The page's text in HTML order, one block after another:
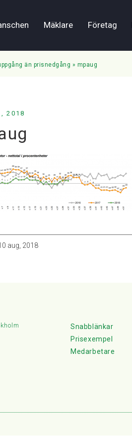
Mäklare Företag
än prisnedgång » mpaug
2018
aug, 2018
Snabblänkar
Prisexempel
Medarbetare